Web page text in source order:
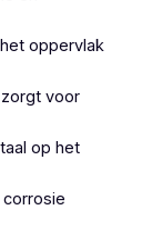
oppervlak
voor
op het